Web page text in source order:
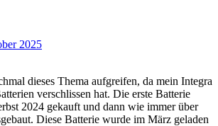
2025
dieses Thema aufgreifen, da mein Integra
verschlissen hat. Die erste Batterie
2024 gekauft und dann wie immer über
Diese Batterie wurde im März geladen